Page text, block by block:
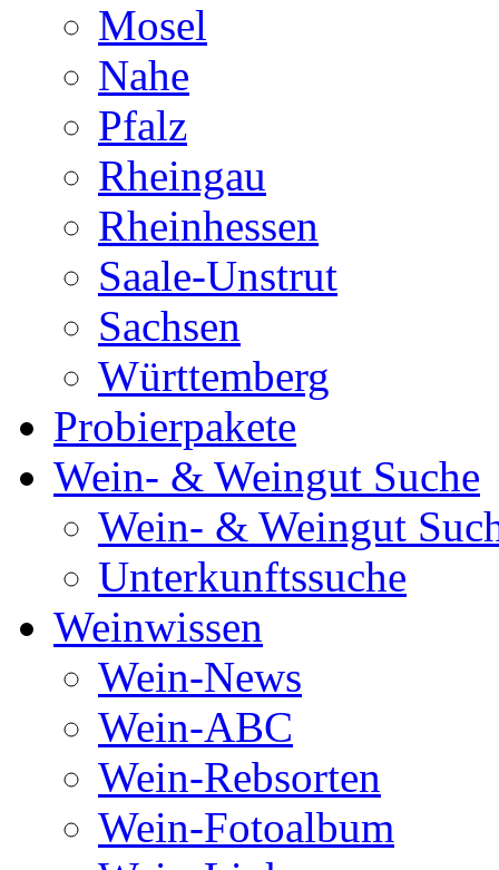
Mosel
Nahe
Pfalz
Rheingau
Rheinhessen
Saale-Unstrut
Sachsen
Württemberg
Probierpakete
Wein- & Weingut Suche
Wein- & Weingut
Unterkunftssuche
Weinwissen
Wein-News
Wein-ABC
Wein-Rebsorten
Wein-Fotoalbum